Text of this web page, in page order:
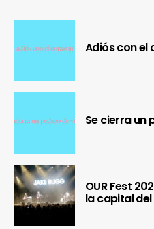
Adiós con el
Se cierra un
OUR Fest
la capital